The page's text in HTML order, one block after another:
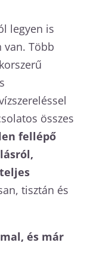
legyen is
van. Több
összes
fellépő
tisztán és
és már